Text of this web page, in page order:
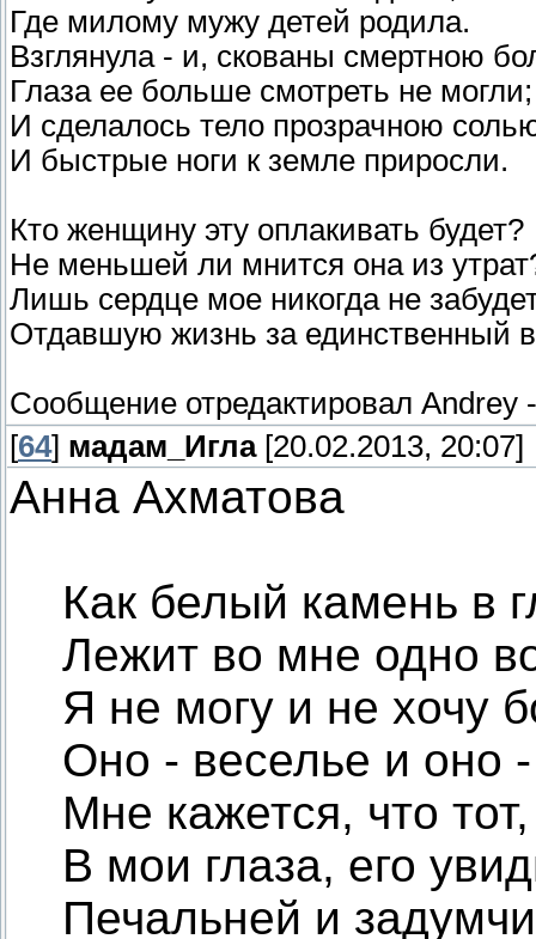
Где милому мужу детей родила.
Взглянула - и, скованы смертною
Глаза ее больше смотреть не могли;
И сделалось тело прозрачною
И быстрые ноги к земле приросли.
Кто женщину эту оплакивать будет?
Не меньшей ли мнится она из
Лишь сердце мое никогда не
Отдавшую жизнь за единственный
Сообщение отредактировал Andrey
[64] мадам_Игла[20.02.2013, 20:07]
Анна Ахматова
Как белый камень в
Лежит во мне одно
Я не могу и не хочу
Оно - веселье и оно
Мне кажется, что тот,
В мои глаза, его
Печальней и